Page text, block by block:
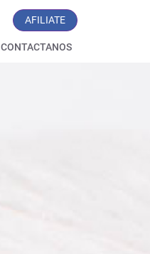
AFILIATE
CONTACTANOS